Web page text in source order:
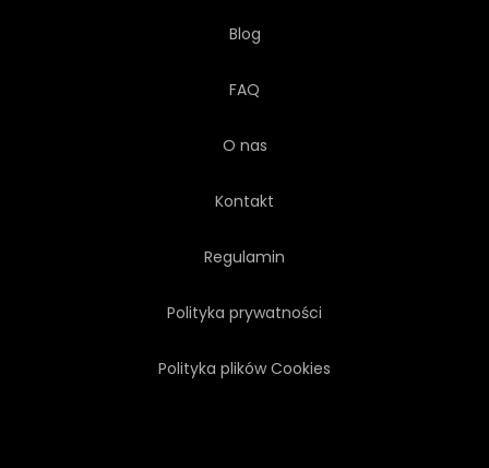
Blog
FAQ
O nas
Kontakt
Regulamin
Polityka prywatności
Polityka plików Cookies